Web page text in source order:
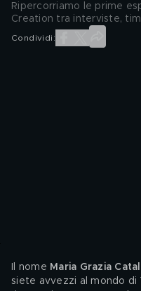
Ripercorriamo le prime
Creation tra interviste,
Condividi:
Il nome Maria Grazia
siete avvezzi al mondo di